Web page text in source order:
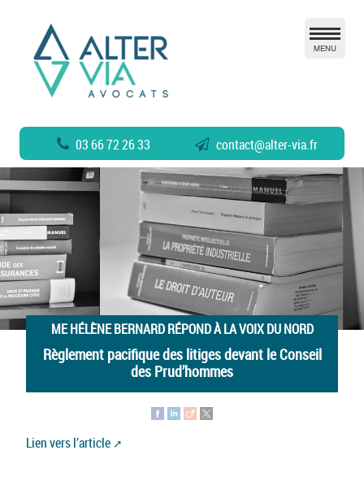
03 66 72 26 33 contact@alter-via.fr
MENU
ME HÉLÈNE BERNARD RÉPOND À LA VOIX DU NORD
Règlement pacifique des litiges devant le Conseil
des Prud’hommes
Lien vers l’article